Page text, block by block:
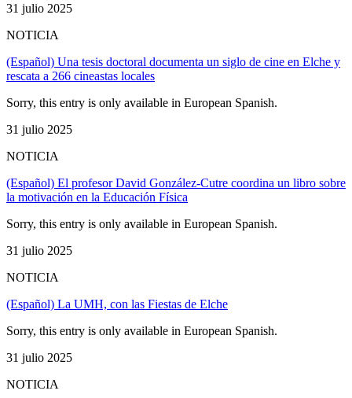
31 julio 2025
NOTICIA
(Español) Una tesis doctoral documenta un siglo de cine en Elche y
rescata a 266 cineastas locales
Sorry, this entry is only available in European Spanish.
31 julio 2025
NOTICIA
(Español) El profesor David González-Cutre coordina un libro sobre
la motivación en la Educación Física
Sorry, this entry is only available in European Spanish.
31 julio 2025
NOTICIA
(Español) La UMH, con las Fiestas de Elche
Sorry, this entry is only available in European Spanish.
31 julio 2025
NOTICIA